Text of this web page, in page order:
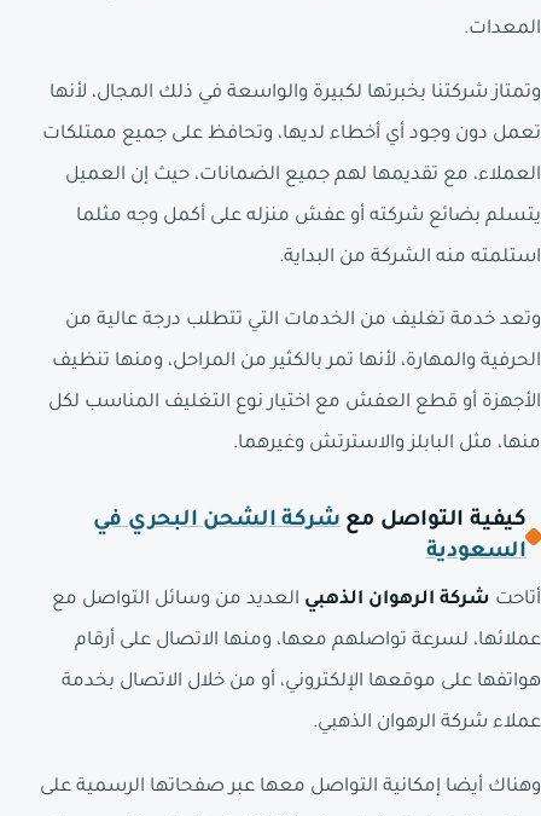
المعدات.
وتمتاز شركتنا بخبرتها لكبيرة والواسعة في ذلك المجال، لأنها
تعمل دون وجود أي أخطاء لديها، وتحافظ على جميع ممتلكات
العملاء، مع تقديمها لهم جميع الضمانات، حيث إن العميل
يتسلم بضائع شركته أو عفش منزله على أكمل وجه مثلما
استلمته منه الشركة من البداية.
وتعد خدمة تغليف من الخدمات التي تتطلب درجة عالية من
الحرفية والمهارة، لأنها تمر بالكثير من المراحل، ومنها تنظيف
الأجهزة أو قطع العفش مع اختيار نوع التغليف المناسب لكل
منها، مثل البابلز والاسترتش وغيرهما.
كيفية التواصل معشركة الشحن البحري في
السعودية
أتاحت شركة الرهوان الذهبي العديد من وسائل التواصل مع
عملائها، لسرعة تواصلهم معها، ومنها الاتصال على أرقام
هواتفها على موقعها الإلكتروني، أو من خلال الاتصال بخدمة
عملاء شركة الرهوان الذهبي.
وهناك أيضا إمكانية التواصل معها عبر صفحاتها الرسمية على